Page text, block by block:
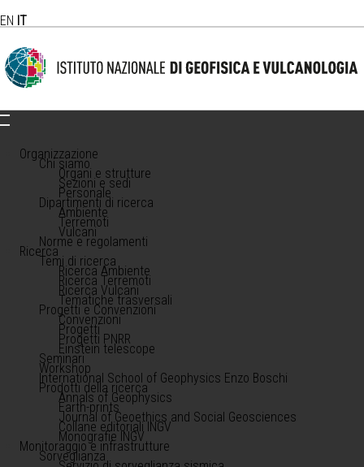
EN IT
Organizzazione
Chi siamo
Organi e strutture
Sezioni e sedi
Personale
Dipartimenti di ricerca
Ambiente
Terremoti
Vulcani
Norme e regolamenti
Ricerca
Temi di ricerca
Ricerca Ambiente
Ricerca Terremoti
Ricerca Vulcani
Tematiche trasversali
Progetti e Convenzioni
Convenzioni
Progetti
Progetti PNRR
Einstein telescope
Seminari
Workshop
International School of Geophysics Enzo Boschi
Prodotti della ricerca
Annals of Geophysics
Earth-prints
Journal of Geoethics and Social Geosciences
Collane editoriali INGV
Monografie INGV
Monitoraggio e infrastrutture
Sorveglianza